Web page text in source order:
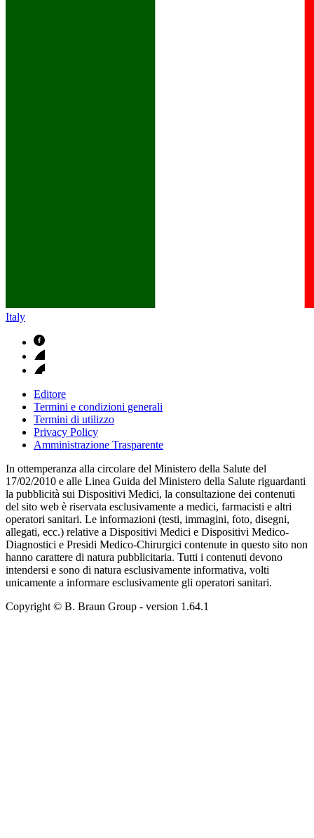
Italy
Editore
Termini e condizioni generali
Termini di utilizzo
Privacy Policy
Amministrazione Trasparente
In ottemperanza alla circolare del Ministero della Salute del
17/02/2010 e alle Linea Guida del Ministero della Salute riguardanti
la pubblicità sui Dispositivi Medici, la consultazione dei contenuti
del sito web è riservata esclusivamente a medici, farmacisti e altri
operatori sanitari. Le informazioni (testi, immagini, foto, disegni,
allegati, ecc.) relative a Dispositivi Medici e Dispositivi Medico-
Diagnostici e Presidi Medico-Chirurgici contenute in questo sito non
hanno carattere di natura pubblicitaria. Tutti i contenuti devono
intendersi e sono di natura esclusivamente informativa, volti
unicamente a informare esclusivamente gli operatori sanitari.
Copyright © B. Braun Group - version 1.64.1